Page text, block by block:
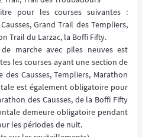
pour les courses suivantes :
Grand Trail des Templiers,
Trail du Larzac, la Boffi Fifty.
marche avec piles neuves est
les courses ayant une section de
Causses, Templiers, Marathon
est également obligatoire pour
des Causses, de la Boffi Fifty
demeure obligatoire pendant
les périodes de nuit.